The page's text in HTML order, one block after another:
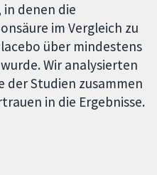
denen die
im Vergleich zu
über mindestens
Wir analysierten
der Studien zusammen
in die Ergebnisse.